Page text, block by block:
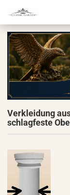
Verkleidung
schlagfeste